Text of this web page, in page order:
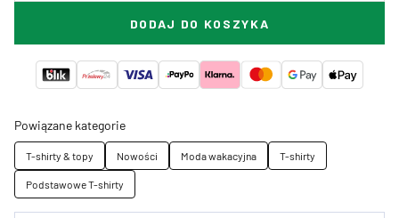
DODAJ DO KOSZYKA
Powiązane kategorie
T-shirty & topy Nowości Moda wakacyjna
T-shirty
Podstawowe T-shirty